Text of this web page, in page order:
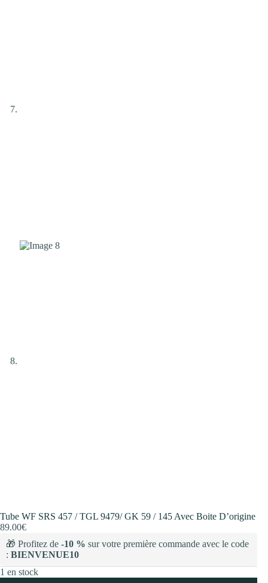
Tube WF SRS 457 / TGL 9479/ GK 59 / 145 Avec Boite D’origine
89.00€
🎁 Profitez de -10 % sur votre première commande avec le code
: BIENVENUE10
1 en stock